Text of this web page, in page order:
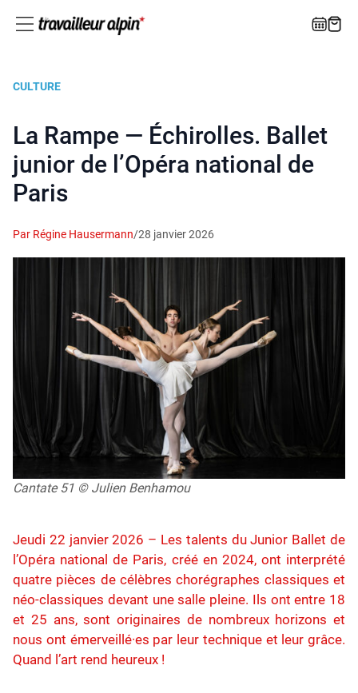
CULTURE
La Rampe — Échirolles. Ballet
junior de l’Opéra national de
Paris
Par Régine Hausermann/28 janvier 2026
Cantate 51 © Julien Benhamou
Jeudi 22 janvier 2026 – Les talents du Junior Ballet de
l’Opéra national de Paris, créé en 2024, ont interprété
quatre pièces de célèbres chorégraphes classiques et
néo-classiques devant une salle pleine. Ils ont entre 18
et 25 ans, sont originaires de nombreux horizons et
nous ont émerveillé·es par leur technique et leur grâce.
Quand l’art rend heureux !